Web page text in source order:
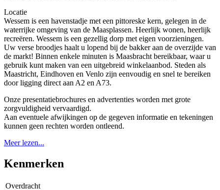
Locatie
Wessem is een havenstadje met een pittoreske kern, gelegen in de
waterrijke omgeving van de Maasplassen. Heerlijk wonen, heerlijk
recreëren. Wessem is een gezellig dorp met eigen voorzieningen.
Uw verse broodjes haalt u lopend bij de bakker aan de overzijde van
de markt! Binnen enkele minuten is Maasbracht bereikbaar, waar u
gebruik kunt maken van een uitgebreid winkelaanbod. Steden als
Maastricht, Eindhoven en Venlo zijn eenvoudig en snel te bereiken
door ligging direct aan A2 en A73.
Onze presentatiebrochures en advertenties worden met grote
zorgvuldigheid vervaardigd.
Aan eventuele afwijkingen op de gegeven informatie en tekeningen
kunnen geen rechten worden ontleend.
Meer lezen...
Kenmerken
Overdracht